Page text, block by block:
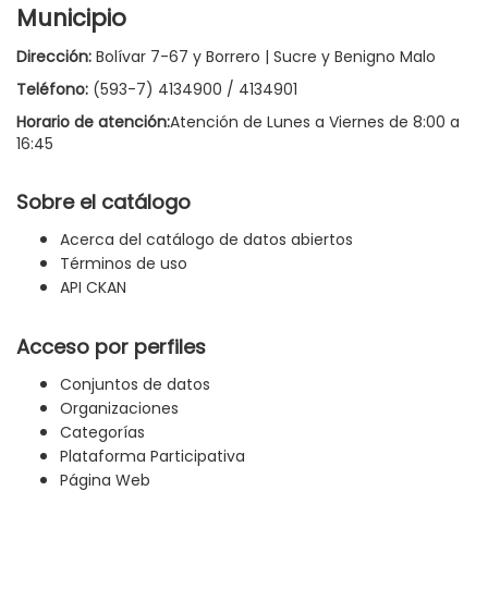
Municipio
Dirección: Bolívar 7-67 y Borrero | Sucre y Benigno Malo
Teléfono: (593-7) 4134900 / 4134901
Horario de atención:Atención de Lunes a Viernes de 8:00 a
16:45
Sobre el catálogo
Acerca del catálogo de datos abiertos
Términos de uso
API CKAN
Acceso por perfiles
Conjuntos de datos
Organizaciones
Categorías
Plataforma Participativa
Página Web